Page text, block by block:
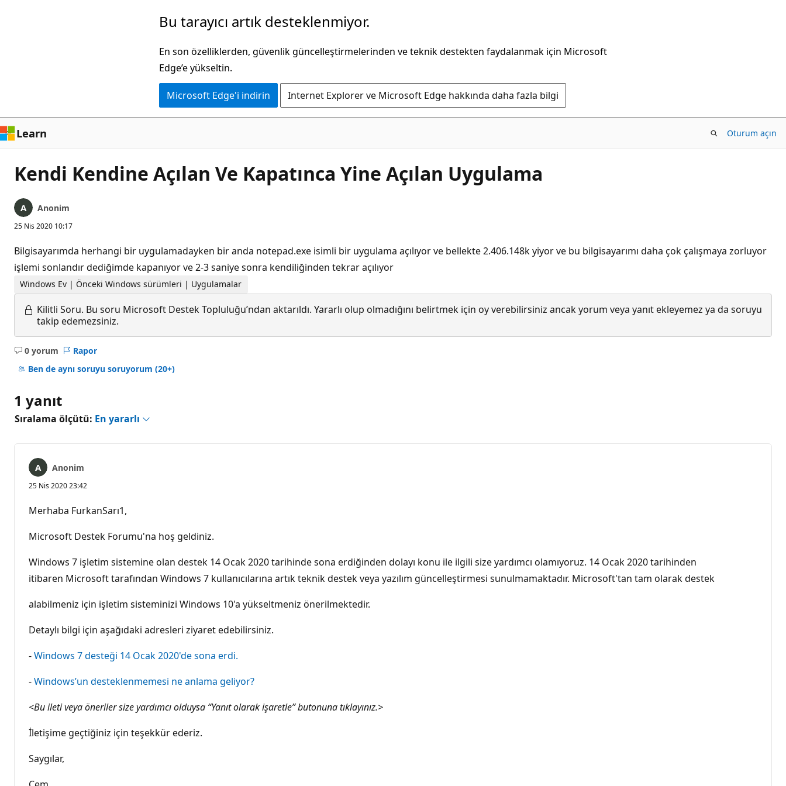
Bu tarayıcı artık desteklenmiyor.
En son özelliklerden, güvenlik güncelleştirmelerinden ve teknik destekten faydalanmak için Microsoft
Edge’e yükseltin.
Microsoft Edge'i indirin Internet Explorer ve Microsoft Edge hakkında daha fazla bilgi
Learn Oturum açın
Kendi Kendine Açılan Ve Kapatınca Yine Açılan Uygulama
Anonim
25 Nis 2020 10:17
Bilgisayarımda herhangi bir uygulamadayken bir anda notepad.exe isimli bir uygulama açılıyor ve bellekte 2.406.148k yiyor ve bu bilgisayarımı daha çok çalışmaya zorluyor
işlemi sonlandır dediğimde kapanıyor ve 2-3 saniye sonra kendiliğinden tekrar açılıyor
Windows Ev | Önceki Windows sürümleri | Uygulamalar
Kilitli Soru. Bu soru Microsoft Destek Topluluğu’ndan aktarıldı. Yararlı olup olmadığını belirtmek için oy verebilirsiniz ancak yorum veya yanıt ekleyemez ya da soruyu
takip edemezsiniz.
0 yorum
Açıklama
yok
Rapor
Ben de aynı soruyu soruyorum (20+)
1 yanıt
Sıralama ölçütü: En yararlı
Anonim
25 Nis 2020 23:42
Merhaba FurkanSarı1,
Microsoft Destek Forumu'na hoş geldiniz.
Windows 7 işletim sistemine olan destek 14 Ocak 2020 tarihinde sona erdiğinden dolayı konu ile ilgili size yardımcı olamıyoruz. 14 Ocak 2020 tarihinden
itibaren Microsoft tarafından Windows 7 kullanıcılarına artık teknik destek veya yazılım güncelleştirmesi sunulmamaktadır. Microsoft'tan tam olarak destek
alabilmeniz için işletim sisteminizi Windows 10'a yükseltmeniz önerilmektedir.
Detaylı bilgi için aşağıdaki adresleri ziyaret edebilirsiniz.
-Windows 7 desteği 14 Ocak 2020'de sona erdi.
-Windows’un desteklenmemesi ne anlama geliyor?
<Bu ileti veya öneriler size yardımcı olduysa “Yanıt olarak işaretle” butonuna tıklayınız.>
İletişime geçtiğiniz için teşekkür ederiz.
Saygılar,